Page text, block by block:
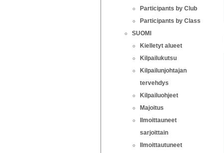
Participants by Club
Participants by Class
SUOMI
Kielletyt alueet
Kilpailukutsu
Kilpailunjohtajan
tervehdys
Kilpailuohjeet
Majoitus
Ilmoittauneet
sarjoittain
Ilmoittautuneet